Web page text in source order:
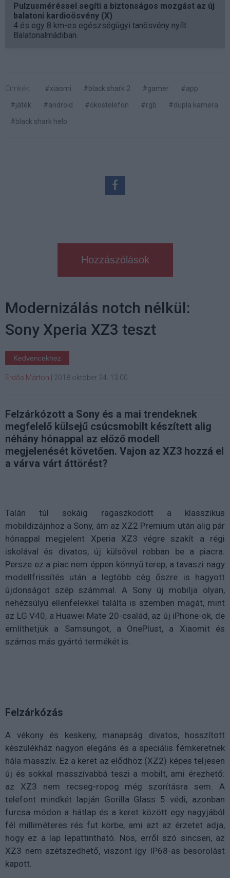
Pulzusméréssel segíti a biztonságos mozgást az új
balatoni kardioösvény (X)
4 és egy 8 km-es egészségügyi tanösvény nyílt
Balatonalmádiban.
Címkék: #xiaomi #black shark 2 #gamer
#app
#játék
#android #okostelefon #rgb
#dupla kamera
#black shark helo
Hozzászólások
Modernizálás notch nélkül:
Sony Xperia XZ3 teszt
Kedvencekhez
Erdős Márton 2018 október 24. 13:00
Felzárkózott a Sony és a mai trendeknek
megfelelő külsejű csúcsmobilt készített alig
néhány hónappal az előző modell
megjelenését követően. Vajon az XZ3 hozzá el
a várva várt áttörést?
Talán túl sokáig ragaszkodott a klasszikus
mobildizájnhoz a Sony, ám az XZ2 Premium után alig pár
hónappal megjelent Xperia XZ3 végre szakít a régi
iskolával és divatos, új külsővel robban be a piacra.
Persze ez a piac nem éppen könnyű terep, a tavaszi nagy
modellfrissítés után a legtöbb cég őszre is hagyott
újdonságot szép számmal. A Sony új mobilja olyan,
nehézsúlyú ellenfelekkel találta is szemben magát, mint
az LG V40, a Huawei Mate 20-család, az új iPhone-ok, de
említhetjük a Samsungot, a OnePlust, a Xiaomit és
számos más gyártó termékét is.
Felzárkózás
A vékony és keskeny, manapság divatos, hosszított
készülékház nagyon elegáns és a speciális fémkeretnek
hála masszív. Ez a keret az elődhöz (XZ2) képes teljesen
új és sokkal masszívabbá teszi a mobilt, ami érezhető:
az XZ3 nem recseg-ropog még szorításra sem. A
telefont mindkét lapján Gorilla Glass 5 védi, azonban
furcsa módon a hátlap és a keret között egy nagyjából
fél milliméteres rés fut körbe, ami azt az érzetet adja,
hogy ez a lap lepattintható. Nos, erről szó sincsen, az
XZ3 nem szétszedhető, viszont így IP68-as besorolást
kapott.